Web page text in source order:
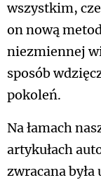
wszystkim,
on nową
niezmiennej
sposób
pokoleń.
Na łamach
artykułach
zwracana